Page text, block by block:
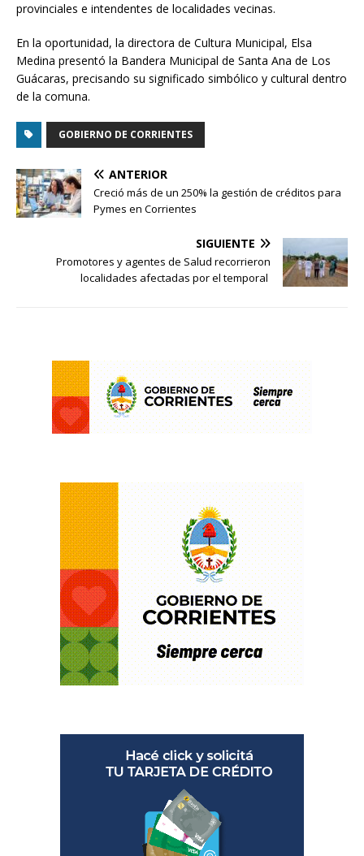
provinciales e intendentes de localidades vecinas.
En la oportunidad, la directora de Cultura Municipal, Elsa
Medina presentó la Bandera Municipal de Santa Ana de Los
Guácaras, precisando su significado simbólico y cultural dentro
de la comuna.
GOBIERNO DE CORRIENTES
ANTERIOR
Creció más de un 250% la gestión de créditos para
Pymes en Corrientes
SIGUIENTE
Promotores y agentes de Salud recorrieron
localidades afectadas por el temporal